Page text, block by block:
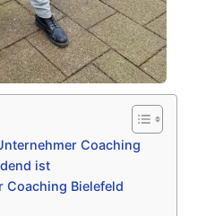
Coaching
ist
Coaching Bielefeld